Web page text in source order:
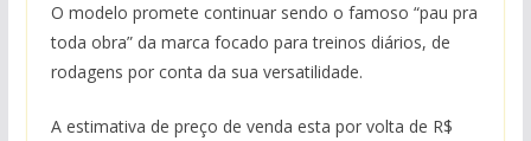
O modelo promete continuar sendo o famoso “pau pra
toda obra” da marca focado para treinos diários, de
rodagens por conta da sua versatilidade.
A estimativa de preço de venda esta por volta de R$